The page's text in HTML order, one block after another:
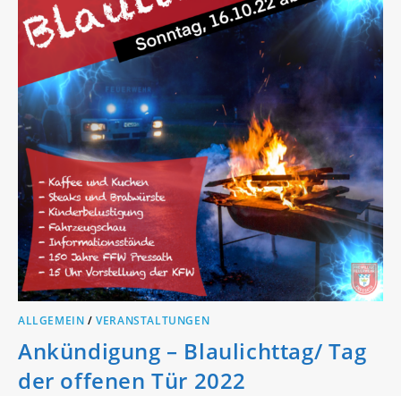
ALLGEMEIN /VERANSTALTUNGEN
Ankündigung – Blaulichttag/ Tag
der offenen Tür 2022